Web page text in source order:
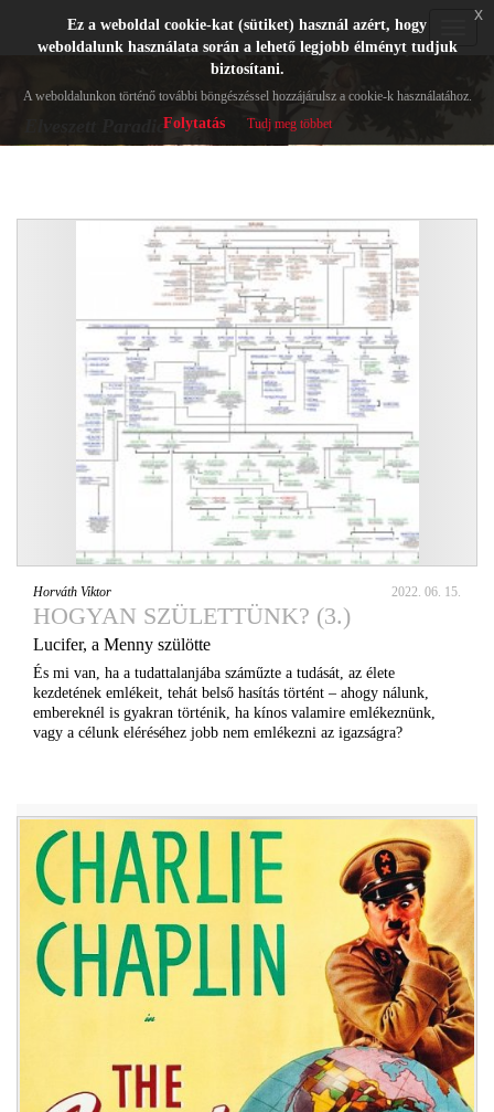
Elveszett Paradicsom
Horváth Viktor 2022. 06. 15.
HOGYAN SZÜLETTÜNK? (3.)
Lucifer, a Menny szülötte
És mi van, ha a tudattalanjába száműzte a tudását, az élete
kezdetének emlékeit, tehát belső hasítás történt – ahogy nálunk,
embereknél is gyakran történik, ha kínos valamire emlékeznünk,
vagy a célunk eléréséhez jobb nem emlékezni az igazságra?
Ez a weboldal cookie-kat (sütiket) használ azért, hogy
weboldalunk használata során a lehető legjobb élményt tudjuk
biztosítani.
A weboldalunkon történő további böngészéssel hozzájárulsz a cookie-k használatához.
Folytatás Tudj meg többet
x